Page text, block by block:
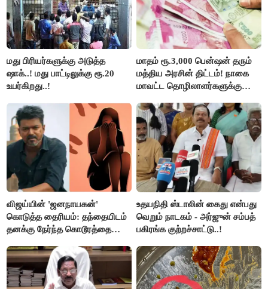
மது பிரியர்களுக்கு அடுத்த
ஷாக்..! மது பாட்டிலுக்கு ரூ.20
உயர்கிறது..!
மாதம் ரூ.3,000 பென்ஷன் தரும்
மத்திய அரசின் திட்டம்! நாகை
மாவட்ட தொழிலாளர்களுக்கு
செய்தி!
விஜய்யின் 'ஜனநாயகன்'
கொடுத்த தைரியம்: தந்தையிடம்
தனக்கு நேர்ந்த கொடூரத்தை
உதயநிதி ஸ்டாலின் கைது என்பது
வெறும் நாடகம் - அர்ஜுன் சம்பத்
பகிரங்க குற்றச்சாட்டு..!